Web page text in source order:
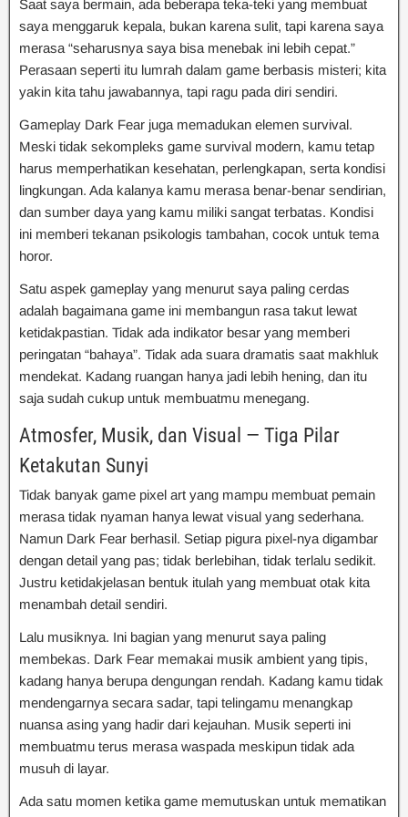
Saat saya bermain, ada beberapa teka-teki yang membuat
saya menggaruk kepala, bukan karena sulit, tapi karena saya
merasa “seharusnya saya bisa menebak ini lebih cepat.”
Perasaan seperti itu lumrah dalam game berbasis misteri; kita
yakin kita tahu jawabannya, tapi ragu pada diri sendiri.
Gameplay Dark Fear juga memadukan elemen survival.
Meski tidak sekompleks game survival modern, kamu tetap
harus memperhatikan kesehatan, perlengkapan, serta kondisi
lingkungan. Ada kalanya kamu merasa benar-benar sendirian,
dan sumber daya yang kamu miliki sangat terbatas. Kondisi
ini memberi tekanan psikologis tambahan, cocok untuk tema
horor.
Satu aspek gameplay yang menurut saya paling cerdas
adalah bagaimana game ini membangun rasa takut lewat
ketidakpastian. Tidak ada indikator besar yang memberi
peringatan “bahaya”. Tidak ada suara dramatis saat makhluk
mendekat. Kadang ruangan hanya jadi lebih hening, dan itu
saja sudah cukup untuk membuatmu menegang.
Atmosfer, Musik, dan Visual — Tiga Pilar
Ketakutan Sunyi
Tidak banyak game pixel art yang mampu membuat pemain
merasa tidak nyaman hanya lewat visual yang sederhana.
Namun Dark Fear berhasil. Setiap pigura pixel-nya digambar
dengan detail yang pas; tidak berlebihan, tidak terlalu sedikit.
Justru ketidakjelasan bentuk itulah yang membuat otak kita
menambah detail sendiri.
Lalu musiknya. Ini bagian yang menurut saya paling
membekas. Dark Fear memakai musik ambient yang tipis,
kadang hanya berupa dengungan rendah. Kadang kamu tidak
mendengarnya secara sadar, tapi telingamu menangkap
nuansa asing yang hadir dari kejauhan. Musik seperti ini
membuatmu terus merasa waspada meskipun tidak ada
musuh di layar.
Ada satu momen ketika game memutuskan untuk mematikan